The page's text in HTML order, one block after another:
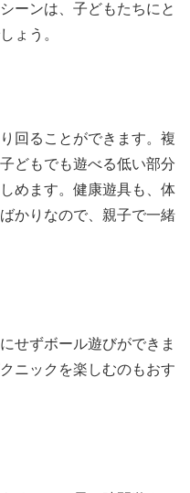
ーンは、子どもたちにと
ょう。
回ることができます。複
どもでも遊べる低い部分
めます。健康遊具も、体
かりなので、親子で一緒
せずボール遊びができま
ニックを楽しむのもおす